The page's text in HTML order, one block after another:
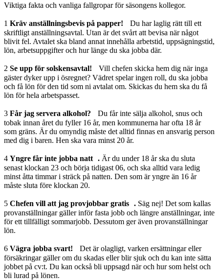
Viktiga fakta och vanliga fallgropar för säsongens kollegor.
1 Kräv anställningsbevis på papper! Du har laglig rätt till ett
skriftligt anställningsavtal. Utan är det svårt att bevisa när något
blivit fel. Avtalet ska bland annat innehålla arbetstid, uppsägningstid,
lön, arbetsuppgifter och hur länge du ska jobba där.
2 Se upp för solskensavtal!
Vill chefen skicka hem dig när inga
gäster dyker upp i ösregnet? Vädret spelar ingen roll, du ska jobba
och få lön för den tid som ni avtalat om. Skickas du hem ska du få
lön för hela arbetspasset.
3 Får jag servera alkohol?
Du får inte sälja alkohol, snus och
tobak innan året du fyller 16 år, men kommunerna har ofta 18 år
som gräns. Är du omyndig måste det alltid finnas en ansvarig person
med dig i baren. Hen ska vara minst 20 år.
4 Yngre får inte jobba natt . Är du under 18 år ska du sluta
senast klockan 23 och börja tidigast 06, och ska alltid vara ledig
minst åtta timmar i sträck på natten. Den som är yngre än 16 år
måste sluta före klockan 20.
5 Chefen vill att jag provjobbar gratis . Säg nej! Det som kallas
provanställningar gäller inför fasta jobb och längre anställningar, inte
för ett tillfälligt sommarjobb. Dessutom ger även provanställningar
lön.
6 Vägra jobba svart!
Det är olagligt, varken ersättningar eller
försäkringar gäller om du skadas eller blir sjuk och du kan inte sätta
jobbet på cv:t. Du kan också bli uppsagd när och hur som helst och
bli lurad på lönen.